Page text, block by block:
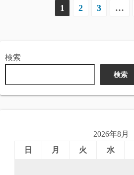
ペ
ー
1 2 3 …
検索
検索
2026年8月
日
月 火 水